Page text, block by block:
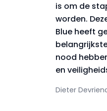
is om de
worden.
Blue heeft
nood
en
Dieter